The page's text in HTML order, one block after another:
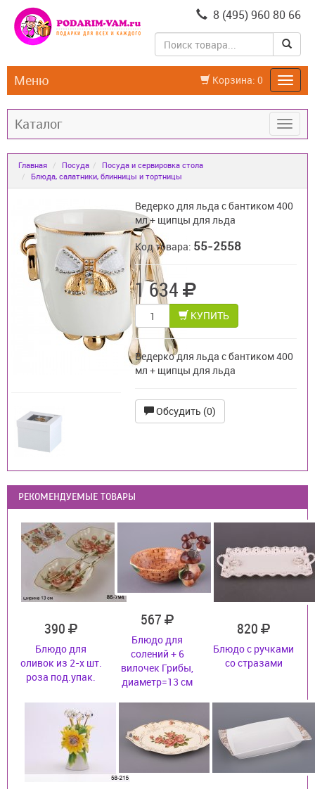
8 (495) 960 80 66
Корзина: 0
Меню
Каталог
Главная Посуда
Посуда и сервировка стола
Блюда, салатники, блинницы и тортницы
Ведерко для льда с бантиком 400
мл + щипцы для льда
Код товара: 55-2558
1 634
КУПИТЬ
Ведерко для льда с бантиком 400
мл + щипцы для льда
Обсудить (0)
РЕКОМЕНДУЕМЫЕ ТОВАРЫ
390
Блюдо для
оливок из 2-х шт.
роза под.упак.
567
Блюдо для
солений + 6
вилочек Грибы,
диаметр=13 см
820
Блюдо с ручками
со стразами